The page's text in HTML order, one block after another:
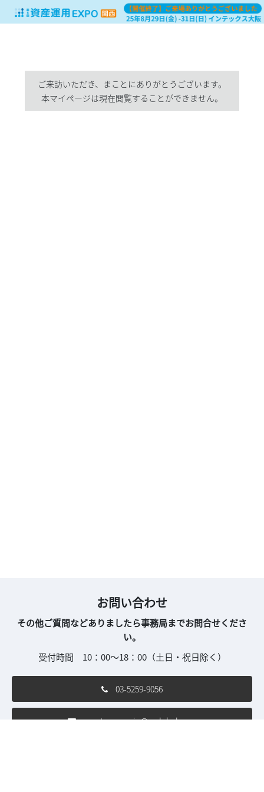
ご来訪いただき、まことにありがとうございます。
本マイページは現在閲覧することができません。
お問い合わせ
その他ご質問などありましたら事務局までお問合せくださ
い。
受付時間 10：00～18：00（土日・祝日除く）
03-5259-9056
asset-sp-con.jp@rxglobal.com